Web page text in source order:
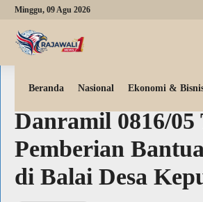
Minggu, 09 Agu 2026
Beranda Nasional Ekonomi &
Danramil 0816/
Pemberian
di Balai Desa